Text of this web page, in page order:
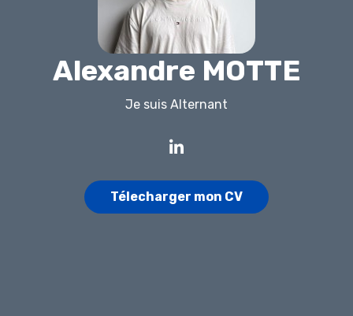
Alexandre MOTTE
Je suis Alternant
Télecharger mon CV